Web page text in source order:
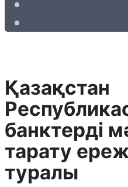
Қазақстан
банктерді
тарату
туралы